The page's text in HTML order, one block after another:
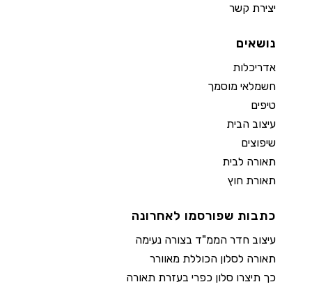
יצירת קשר
נושאים
אדריכלות
חשמלאי מוסמך
טיפים
עיצוב הבית
שיפוצים
תאורה לבית
תאורת חוץ
כתבות שפורסמו לאחרונה
עיצוב חדר הממ"ד בצורה נעימה
תאורה לסלון הכוללת מאוורר
כך תיצרו סלון כפרי בעזרת תאורה